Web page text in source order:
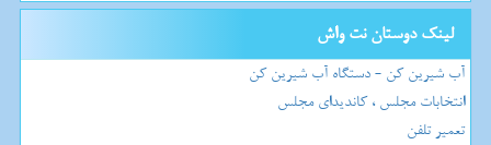
لینک دوستان نت واش
آب شیرین کن - دستگاه آب شیرین کن
انتخابات مجلس ، کاندیدای مجلس
تعمیر تلفن